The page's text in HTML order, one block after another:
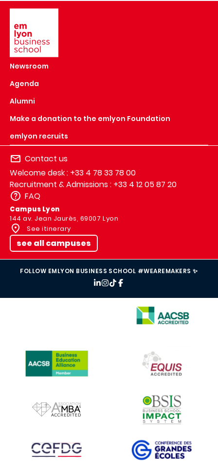
Newsroom
Agenda
Alumni
Make a donation to the emlyon Foundation
emlyon recruits
Contact us
Welcome desk : +33 4 78 33 78 00
Recruitment & Admissions : +33 4 12 05 87 20
FAQ
Campus Lyon
144 av. Jean Jaurès, 69007 Lyon
See itinerary
see all campuses
FOLLOW EMLYON BUSINESS SCHOOL #WEAREMAKERS ✨
IMAGE
IMAGE
IMAGE